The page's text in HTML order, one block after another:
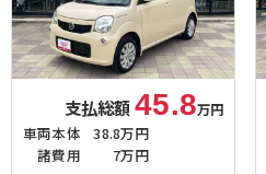
支払総額45.8万円
車両本体
38.8万円
諸費用
7万円